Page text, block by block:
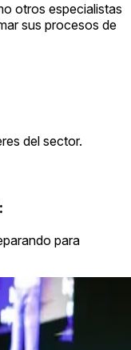
otros especialistas
sus procesos de
del sector.
para